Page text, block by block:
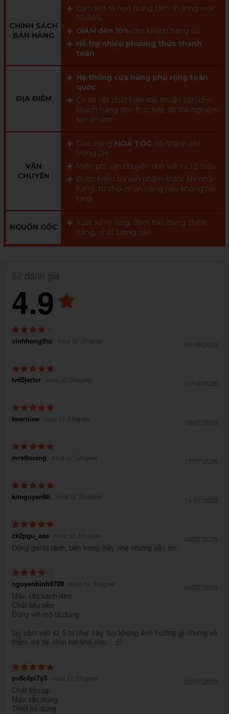
CHÍNH SÁCH
BÁN HÀNG
Cam kết rẻ hơn trung tâm thương mại
10-30%
GIẢM đến 10% cho khách hàng cũ
Hỗ trợ nhiều phương thức thanh
toán
ĐỊA ĐIỂM
Hệ thống cửa hàng phủ rộng toàn
quốc
Cơ sở vật chất hiện đại, thuận tiện cho
khách hàng đến trực tiếp để trải nghiệm
sản phẩm
VẬN
CHUYỂN
Giao hàng HOẢ TỐC nội thành chỉ
trong 2H
Miễn phí vận chuyển cho vali từ 1,5 triệu
Được kiểm tra sản phẩm trước khi nhận
hàng, từ chối nhận hàng nếu không hài
lòng
NGUỒN GỐC
Xuất xứ rõ ràng, đảm bảo hàng chính
hãng, chất lượng cao
52 đánh giá
4.9
vinhhongthu mua từ Shopee 06/08/2026
tv65jarlcr mua từ Shopee 02/08/2026
bearniee mua từ Shopee 19/07/2026
mrsthuong mua từ Shopee 17/07/2026
kitnguyen88 mua từ Shopee 14/07/2026
ck2pgu_aae mua từ Shopee 09/07/2026
Đóng gói bị rách, bên trong trầy nhẹ nhưng vẫn ổn.
nguyenbinh9709 mua từ Shopee 04/07/2026
Màu sắc:xanh đen
Chất liệu:oke
Đúng với mô tả:đúng
tay cầm vali sz S bị như này, tuy không ảnh hưởng gì nhưng về
thẩm mỹ thì nhìn hơi khó chịu... 🫠
pv8c4pi7y3 mua từ Shopee 02/07/2026
Chất liệu:pp
Màu sắc:đúng
Thiết kế:đúng